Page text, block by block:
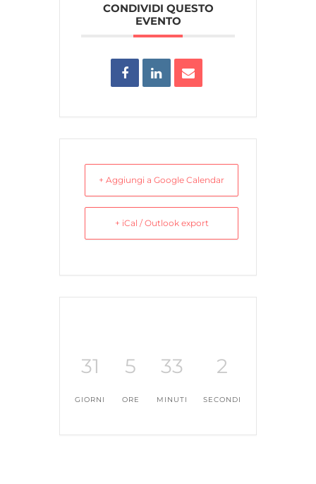
CONDIVIDI QUESTO
EVENTO
+ Aggiungi a Google Calendar
+ iCal / Outlook export
31
GIORNI
5
ORE
33
MINUTI
2
SECONDI